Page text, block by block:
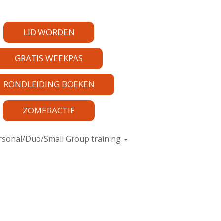
LID WORDEN
GRATIS WEEKPAS
RONDLEIDING BOEKEN
ZOMERACTIE
Duo/Small Group training